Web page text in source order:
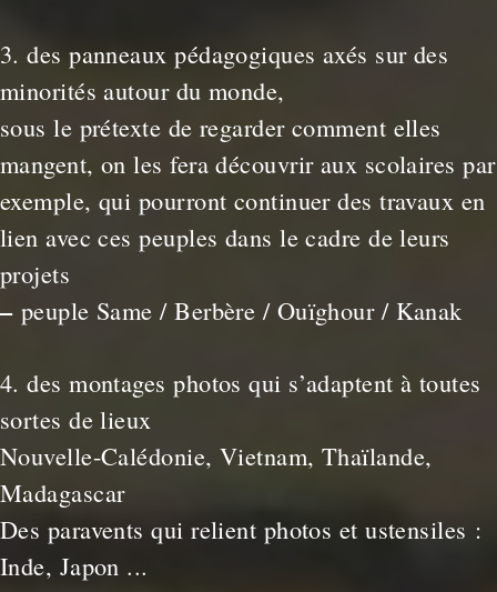
3. des panneaux pédagogiques axés sur des
minorités autour du monde,
sous le prétexte de regarder comment elles
mangent, on les fera découvrir aux scolaires par
exemple, qui pourront continuer des travaux en
lien avec ces peuples dans le cadre de leurs
projets
–peuple Same / Berbère / Ouïghour / Kanak
4. des montages photos qui s’adaptent à toutes
sortes de lieux
Nouvelle-Calédonie, Vietnam, Thaïlande,
Madagascar
Des paravents qui relient photos et ustensiles :
Inde, Japon ...